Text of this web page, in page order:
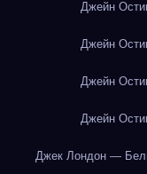
Джейн
Джейн
Джейн
Джейн
Джек Лондон —